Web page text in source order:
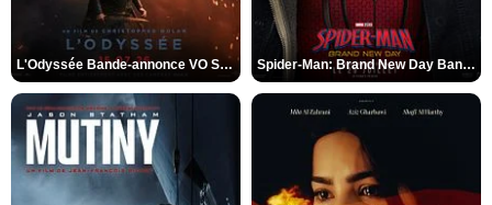
L'Odyssée Bande-annonce VO STFR Spider-Man: Brand New Day Bande-annonce VO STFR